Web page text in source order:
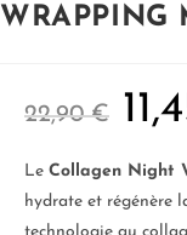
WRAPPING
22,90€
Le Collagen Night
hydrate et régénère